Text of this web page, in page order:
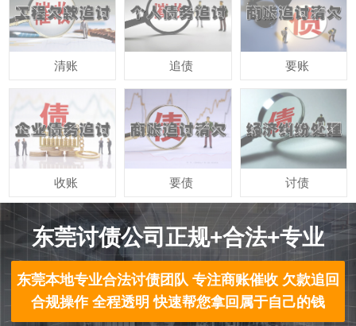
清账
收账
追债
要债
要账
讨债
东莞讨债公司正规+合法+专业
东莞本地专业合法讨债团队 专注商账催收 欠款追回
合规操作 全程透明 快速帮您拿回属于自己的钱